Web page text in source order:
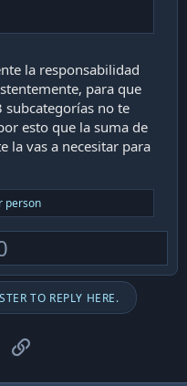
la responsabilidad
para que
subcategorías no te
esto que la suma de
la vas a necesitar para
person
TO REPLY HERE.
Email